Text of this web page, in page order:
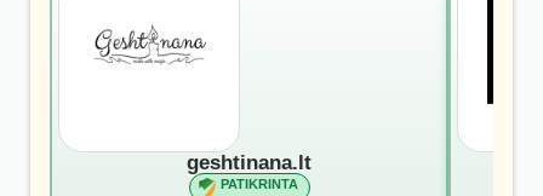
geshtinana.lt
PATIKRINTA